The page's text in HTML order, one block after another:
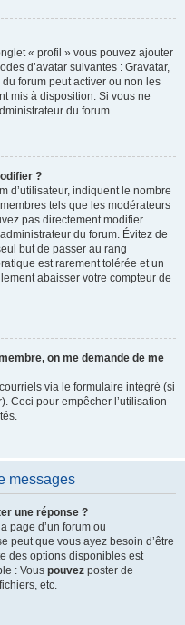
« profil » vous pouvez ajouter
d’avatar suivantes : Gravatar,
forum peut activer ou non les
mis à disposition. Si vous ne
du forum.
?
d’utilisateur, indiquent le nombre
tels que les modérateurs
pas directement modifier
du forum. Évitez de
but de passer au rang
est rarement tolérée et un
abaisser votre compteur de
on me demande de me
via le formulaire intégré (si
Ceci pour empêcher l’utilisation
messages
une réponse ?
page d’un forum ou
peut que vous ayez besoin d’être
des options disponibles est
: Vous pouvez poster de
etc.